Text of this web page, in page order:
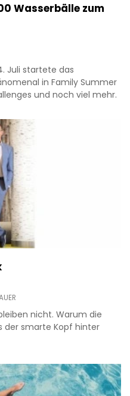
Wasserbälle zum
Juli startete das
in Family Summer
und noch viel mehr.
nicht. Warum die
der smarte Kopf hinter